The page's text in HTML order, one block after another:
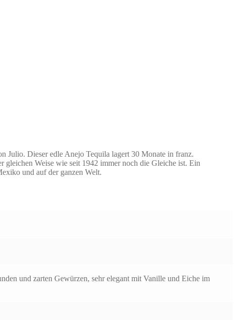
Julio. Dieser edle Anejo Tequila lagert 30 Monate in franz.
gleichen Weise wie seit 1942 immer noch die Gleiche ist. Ein
und auf der ganzen Welt.
und zarten Gewürzen, sehr elegant mit Vanille und Eiche im